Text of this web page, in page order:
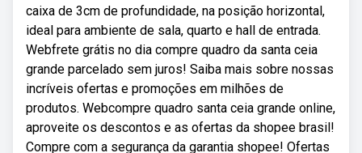
caixa de 3cm de profundidade, na posição horizontal,
ideal para ambiente de sala, quarto e hall de entrada.
Webfrete grátis no dia compre quadro da santa ceia
grande parcelado sem juros! Saiba mais sobre nossas
incríveis ofertas e promoções em milhões de
produtos. Webcompre quadro santa ceia grande online,
aproveite os descontos e as ofertas da shopee brasil!
Compre com a segurança da garantia shopee! Ofertas